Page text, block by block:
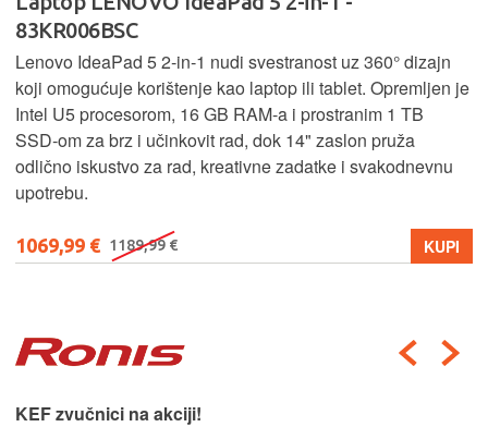
83KR006BSC
Lenovo IdeaPad 5 2‑in‑1 nudi svestranost uz 360° dizajn
koji omogućuje korištenje kao laptop ili tablet. Opremljen je
Intel U5 procesorom, 16 GB RAM-a i prostranim 1 TB
SSD‑om za brz i učinkovit rad, dok 14" zaslon pruža
odlično iskustvo za rad, kreativne zadatke i svakodnevnu
upotrebu.
1069,99 € 1189,99 € KUPI
KEF zvučnici na akciji!